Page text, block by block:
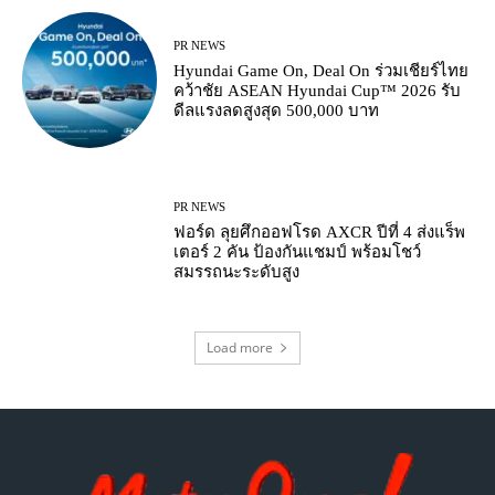
PR NEWS
Hyundai Game On, Deal On ร่วมเชียร์ไทย
คว้าชัย ASEAN Hyundai Cup™ 2026 รับ
ดีลแรงลดสูงสุด 500,000 บาท
PR NEWS
ฟอร์ด ลุยศึกออฟโรด AXCR ปีที่ 4 ส่งแร็พ
เตอร์ 2 คัน ป้องกันแชมป์ พร้อมโชว์
สมรรถนะระดับสูง
Load more